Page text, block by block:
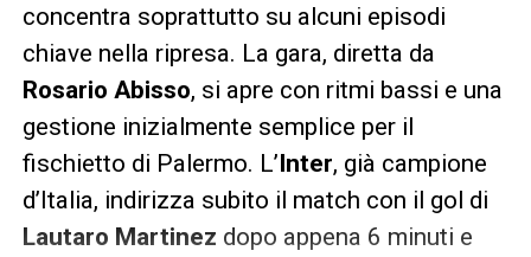
concentra soprattutto su alcuni episodi
chiave nella ripresa. La gara, diretta da
Rosario Abisso, si apre con ritmi bassi e una
gestione inizialmente semplice per il
fischietto di Palermo. L’Inter, già campione
d’Italia, indirizza subito il match con il gol di
Lautaro Martinez dopo appena 6 minuti e